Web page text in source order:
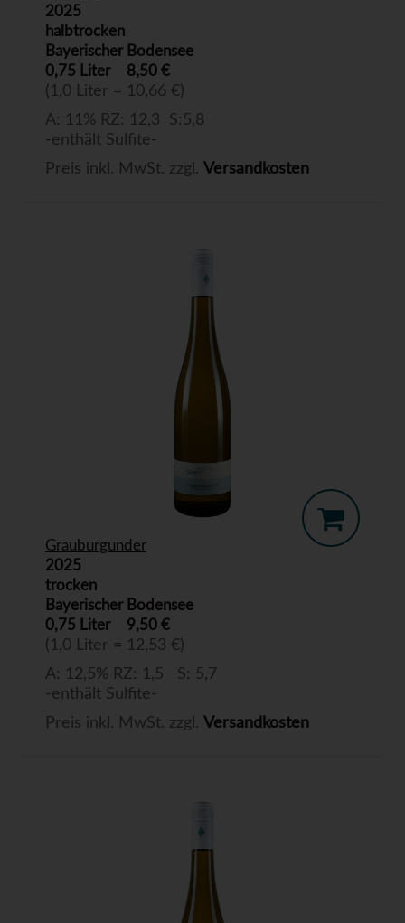
2025
halbtrocken
Bayerischer Bodensee
0,75 Liter
8,50 €
(1,0 Liter = 10,66 €)
A: 11% RZ: 12,3 S:5,8
-enthält Sulfite-
Preis inkl. MwSt. zzgl. Versandkosten
Grauburgunder
2025
trocken
Bayerischer Bodensee
0,75 Liter
9,50 €
(1,0 Liter = 12,53 €)
A: 12,5% RZ: 1,5 S: 5,7
-enthält Sulfite-
Preis inkl. MwSt. zzgl. Versandkosten